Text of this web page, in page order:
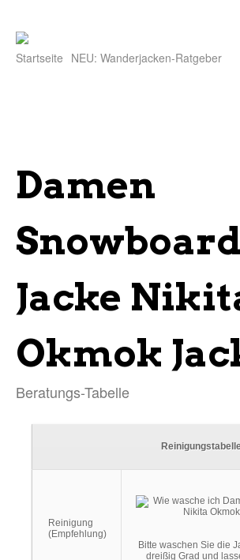
Startseite NEU: Wanderjacken-Ratgeber
Damen
Jacke
Okmok
Beratungs-Tabelle
Reinigung
(Empfehlung)
Bitte waschen Sie die
dreißig Grad und